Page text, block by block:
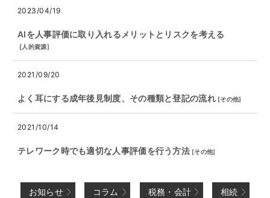
2023/04/19
AIを人事評価に取り入れるメリットとリスクを考える
[人的資源]
2021/09/20
よく耳にする成年後見制度、その種類と登記の流れ [その他]
2021/10/14
テレワーク時でも適切な人事評価を行う方法 [その他]
お知らせ コラム 税務・会計 相続